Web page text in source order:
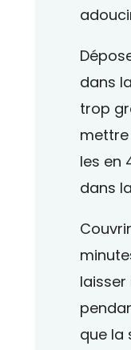
dans
trop
mettre
les en
dans
que la